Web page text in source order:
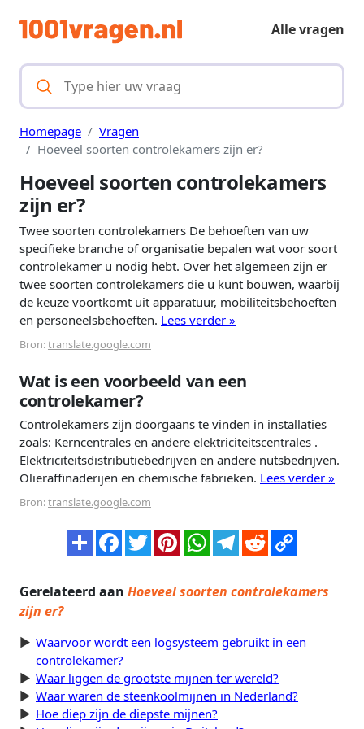
Alle vragen
Homepage
Vragen
Hoeveel soorten controlekamers zijn er?
Hoeveel soorten controlekamers
zijn er?
Twee soorten controlekamers De behoeften van uw
specifieke branche of organisatie bepalen wat voor soort
controlekamer u nodig hebt. Over het algemeen zijn er
twee soorten controlekamers die u kunt bouwen, waarbij
de keuze voortkomt uit apparatuur, mobiliteitsbehoeften
en personeelsbehoeften. Lees verder »
Bron:translate.google.com
Wat is een voorbeeld van een
controlekamer?
Controlekamers zijn doorgaans te vinden in installaties
zoals: Kerncentrales en andere elektriciteitscentrales .
Elektriciteitsdistributiebedrijven en andere nutsbedrijven.
Olieraffinaderijen en chemische fabrieken. Lees verder »
Bron:translate.google.com
Gerelateerd aan Hoeveel soorten controlekamers
zijn er?
Waarvoor wordt een logsysteem gebruikt in een
controlekamer?
Waar liggen de grootste mijnen ter wereld?
Waar waren de steenkoolmijnen in Nederland?
Hoe diep zijn de diepste mijnen?